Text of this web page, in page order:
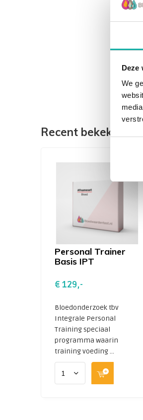
Deze
We
Recent bekeken
Personal Trainer
Basis IPT
€ 129,-
Bloedonderzoek tbv
Integrale Personal
Training speciaal
programma waarin
training voeding ...